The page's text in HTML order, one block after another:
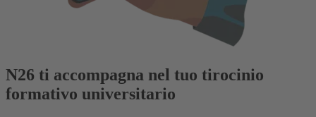
N26 ti accompagna nel tuo tirocinio
formativo universitario